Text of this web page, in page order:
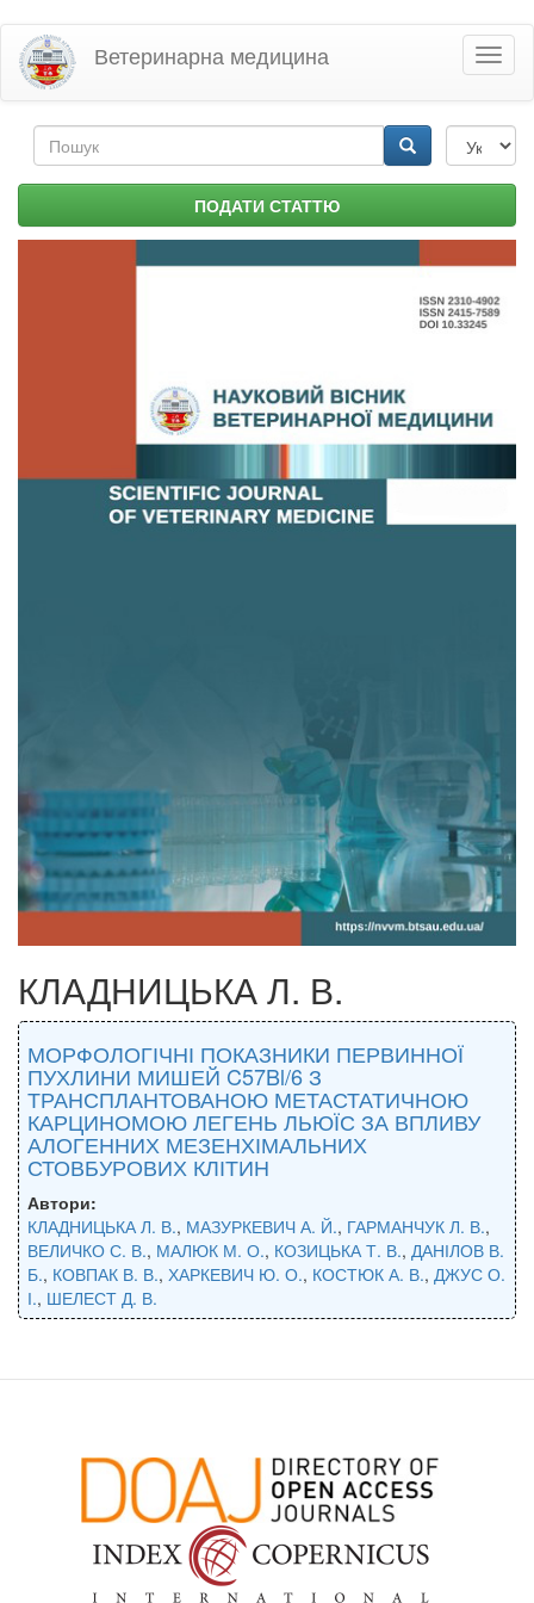
Перейти
основного
матеріалу
Ветеринарна медицина
Пошукова
форма ПОДАТИ СТАТТЮ
КЛАДНИЦЬКА Л. В.
МОРФОЛОГІЧНІ ПОКАЗНИКИ ПЕРВИННОЇ
ПУХЛИНИ МИШЕЙ C57Bl/6 З
ТРАНСПЛАНТОВАНОЮ МЕТАСТАТИЧНОЮ
КАРЦИНОМОЮ ЛЕГЕНЬ ЛЬЮЇС ЗА ВПЛИВУ
АЛОГЕННИХ МЕЗЕНХІМАЛЬНИХ
СТОВБУРОВИХ КЛІТИН
Автори:
КЛАДНИЦЬКА Л. В., МАЗУРКЕВИЧ А. Й., ГАРМАНЧУК Л. В.,
ВЕЛИЧКО С. В., МАЛЮК М. О., КОЗИЦЬКА Т. В., ДАНІЛОВ В.
Б., КОВПАК В. В., ХАРКЕВИЧ Ю. О., КОСТЮК А. В., ДЖУС О.
І., ШЕЛЕСТ Д. В.